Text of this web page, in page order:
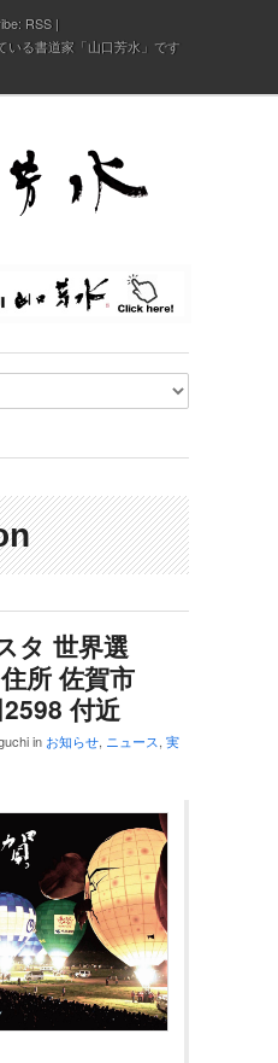
RSS
いる書道家「山口芳水」です
タ 世界選
所 佐賀市
付近
in お知らせ, ニュース, 実